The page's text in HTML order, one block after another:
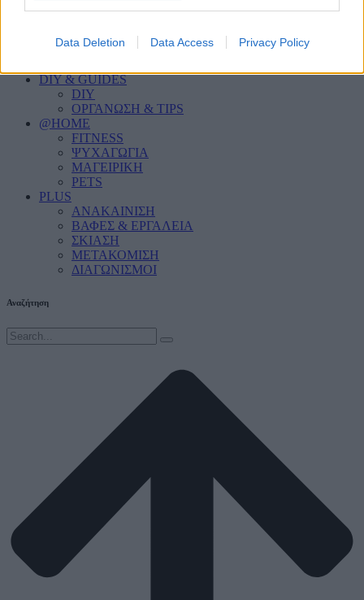
Data Deletion Data Access Privacy Policy
ΒΕΡΑΝΤΑ
ΠΙΣΙΝΑ
DIY & GUIDES
DIY
ΟΡΓΑΝΩΣΗ & TIPS
@HOME
FITNESS
ΨΥΧΑΓΩΓΙΑ
ΜΑΓΕΙΡΙΚΗ
PETS
PLUS
ΑΝΑΚΑΙΝΙΣΗ
ΒΑΦΕΣ & ΕΡΓΑΛΕΙΑ
ΣΚΙΑΣΗ
ΜΕΤΑΚΟΜΙΣΗ
ΔΙΑΓΩΝΙΣΜΟΙ
Αναζήτηση